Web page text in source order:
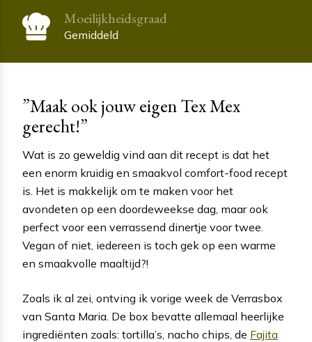
Moeilijkheidsgraad
Gemiddeld
”Maak ook jouw eigen Tex Mex
gerecht!”
Wat is zo geweldig vind aan dit recept is dat het
een enorm kruidig en smaakvol comfort-food recept
is. Het is makkelijk om te maken voor het
avondeten op een doordeweekse dag, maar ook
perfect voor een verrassend dinertje voor twee.
Vegan of niet, iedereen is toch gek op een warme
en smaakvolle maaltijd?!
Zoals ik al zei, ontving ik vorige week de Verrasbox
van Santa Maria. De box bevatte allemaal heerlijke
ingrediënten zoals: tortilla’s, nacho chips, de Fajita